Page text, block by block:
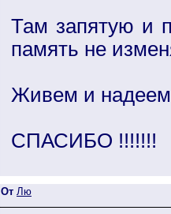
Там запятую и
память не
Живем и
СПАСИБО !!!!!!!
От Лю